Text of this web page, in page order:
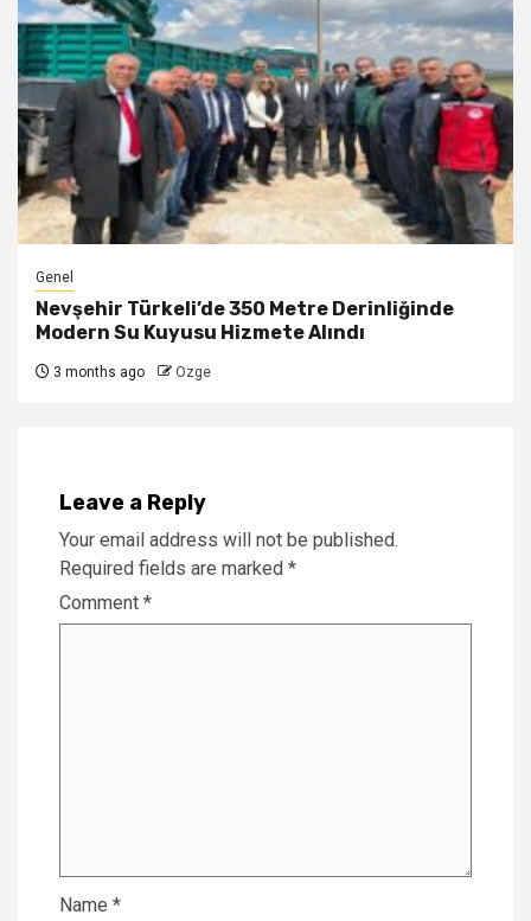
Genel
Nevşehir Türkeli’de 350 Metre Derinliğinde
Modern Su Kuyusu Hizmete Alındı
3 months ago Ozge
Leave a Reply
Your email address will not be published.
Required fields are marked *
Comment *
Name *